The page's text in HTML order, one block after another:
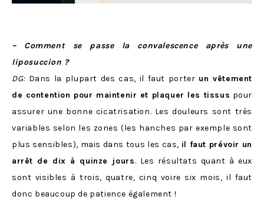
– Comment se passe la convalescence après une
liposuccion ?
DG:Dans la plupart des cas, il faut porter un vêtement
de contention pour maintenir et plaquer les tissus pour
assurer une bonne cicatrisation. Les douleurs sont très
variables selon les zones (les hanches par exemple sont
plus sensibles), mais dans tous les cas, il faut prévoir un
arrêt de dix à quinze jours. Les résultats quant à eux
sont visibles à trois, quatre, cinq voire six mois, il faut
donc beaucoup de patience également !